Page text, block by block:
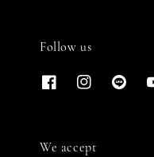
Follow us
We accept